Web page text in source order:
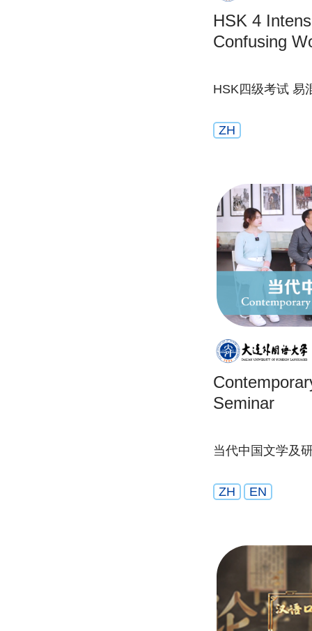
HSK 4
Confusing
HSK四级考试 易
ZH
Seminar
当代中国文学及
ZH EN